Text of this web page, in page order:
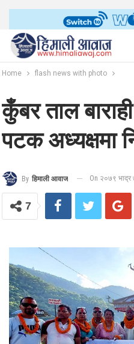
Home flash news with photo
कुँबर ताल
पटक अध्यक्षमा
By हिमाली आवाज On २०७९ भाद्र
7